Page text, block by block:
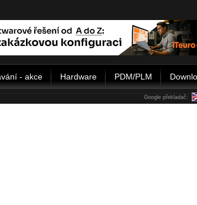
- akce Hardware PDM/PLM
Google překladač: